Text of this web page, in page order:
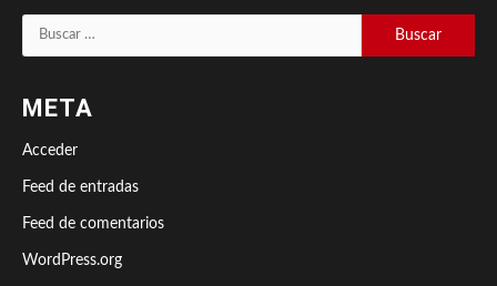
Buscar:
META
Acceder
Feed de entradas
Feed de comentarios
WordPress.org